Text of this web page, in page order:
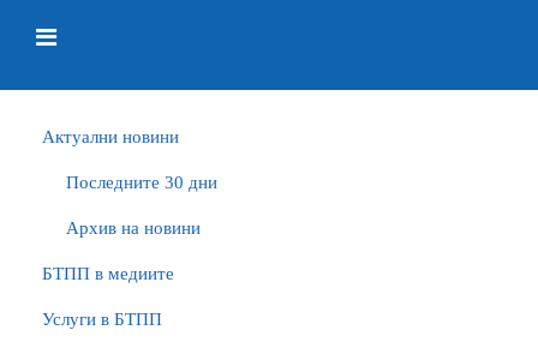
Актуални новини
Последните 30 дни
Архив на новини
БTПП в медиите
Услуги в БТПП